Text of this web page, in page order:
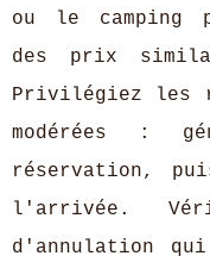
ou le camping
des prix
Privilégiez les
modérées :
réservation,
l'arrivée.
d'annulation